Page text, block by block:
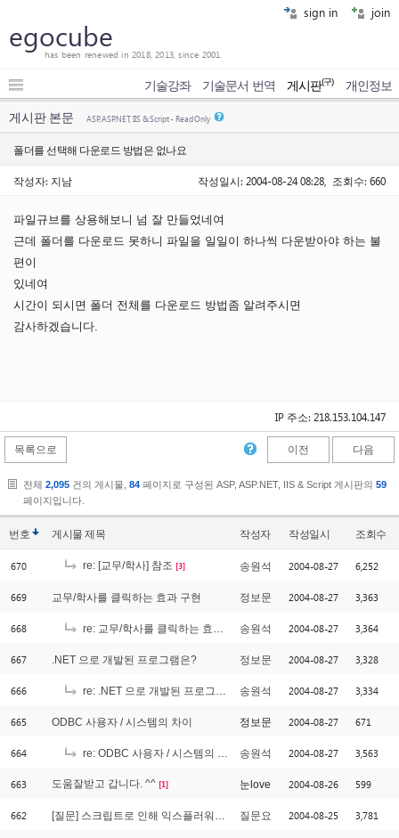
sign in join
egocube
has been renewed in 2018, 2013, since 2001.
기술강좌 기술문서 번역 게시판(구) 개인정보
게시판 본문 ASP, ASP.NET, IIS & Script - Read Only
폴더를 선택해 다운로드 방법은 없나요
작성자: 지남 작성일시: 2004-08-24 08:28, 조회수: 660
파일규브를 상용해보니 넘 잘 만들었네여
근데 폴더를 다운로드 못하니 파일을 일일이 하나씩 다운받아야 하는 불
편이
있네여
시간이 되시면 폴더 전체를 다운로드 방법좀 알려주시면
감사하겠습니다.
IP 주소: 218.153.104.147
목록으로 이전 다음
전체 2,095 건의 게시물, 84 페이지로 구성된 ASP, ASP.NET, IIS & Script 게시판의 59
페이지입니다.
번호 게시물제목 작성자 작성일시 조회수
670 re: [교무/학사] 참조 [3] 송원석 2004-08-27 6,252
669 교무/학사를 클릭하는 효과 구현 정보문 2004-08-27 3,363
668 re: 교무/학사를 클릭하는 효과 구현 송원석 2004-08-27 3,364
667 .NET 으로 개발된 프로그램은? 정보문 2004-08-27 3,328
666 re: .NET 으로 개발된 프로그램은? 송원석 2004-08-27 3,334
665 ODBC 사용자 / 시스템의 차이 정보문 2004-08-27 671
664 re: ODBC 사용자 / 시스템의 차이 송원석 2004-08-27 3,563
663 도움잘받고 갑니다. ^^ [1] 눈love 2004-08-26 599
662 [질문] 스크립트로 인해 익스플러워가 느려진다는 경고 질문요 2004-08-25 3,781